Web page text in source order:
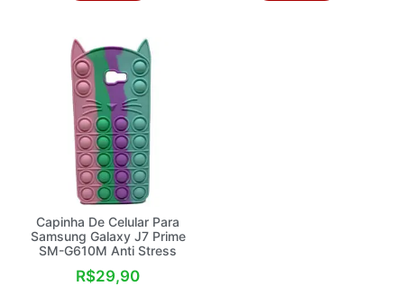
Capinha De Celular Para
Samsung Galaxy J7 Prime
SM-G610M Anti Stress
R$29,90